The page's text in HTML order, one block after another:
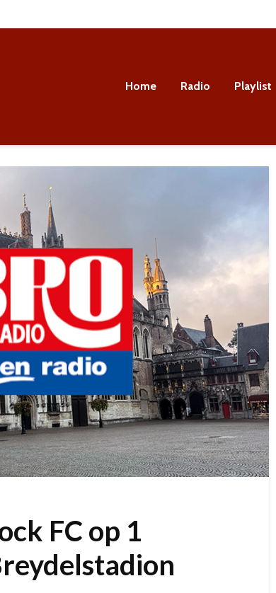
Home Radio Playlist
FC op 1